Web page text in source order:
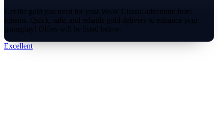
Get the gold you need for your WoW Classic adventure from
igitems. Quick, safe, and reliable gold delivery to enhance your
gameplay! Offers will be listed below.
Excellent